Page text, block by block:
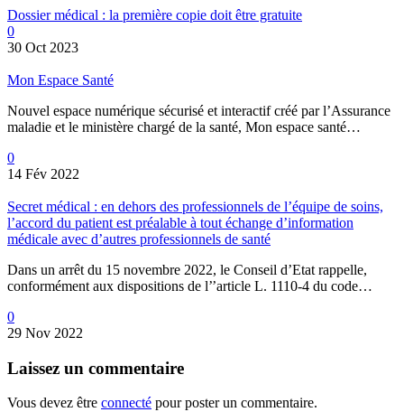
Dossier médical : la première copie doit être gratuite
0
30 Oct 2023
Mon Espace Santé
Nouvel espace numérique sécurisé et interactif créé par l’Assurance
maladie et le ministère chargé de la santé, Mon espace santé…
0
14 Fév 2022
Secret médical : en dehors des professionnels de l’équipe de soins,
l’accord du patient est préalable à tout échange d’information
médicale avec d’autres professionnels de santé
Dans un arrêt du 15 novembre 2022, le Conseil d’Etat rappelle,
conformément aux dispositions de l’’article L. 1110-4 du code…
0
29 Nov 2022
Laissez un commentaire
Vous devez être connecté pour poster un commentaire.